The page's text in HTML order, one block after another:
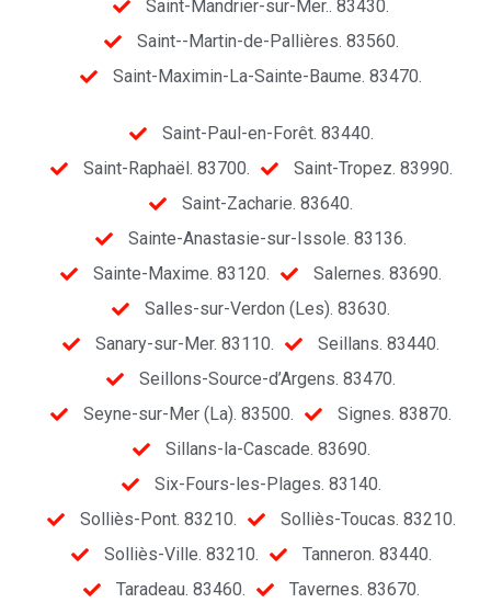
Saint-Mandrier-sur-Mer.. 83430.
Saint--Martin-de-Pallières. 83560.
Saint-Maximin-La-Sainte-Baume. 83470.
Saint-Paul-en-Forêt. 83440.
Saint-Raphaël. 83700.
Saint-Tropez. 83990.
Saint-Zacharie. 83640.
Sainte-Anastasie-sur-Issole. 83136.
Sainte-Maxime. 83120.
Salernes. 83690.
Salles-sur-Verdon (Les). 83630.
Sanary-sur-Mer. 83110.
Seillans. 83440.
Seillons-Source-d’Argens. 83470.
Seyne-sur-Mer (La). 83500.
Signes. 83870.
Sillans-la-Cascade. 83690.
Six-Fours-les-Plages. 83140.
Solliès-Pont. 83210.
Solliès-Toucas. 83210.
Solliès-Ville. 83210.
Tanneron. 83440.
Taradeau. 83460.
Tavernes. 83670.